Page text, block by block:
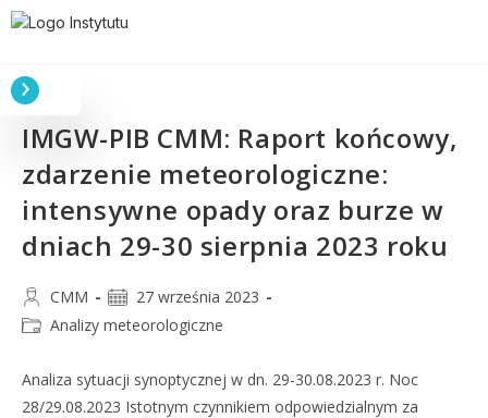
IMGW-PIB CMM: Raport końcowy,
zdarzenie meteorologiczne:
intensywne opady oraz burze w
dniach 29-30 sierpnia 2023 roku
CMM
27 września 2023
Analizy meteorologiczne
Analiza sytuacji synoptycznej w dn. 29-30.08.2023 r. Noc
28/29.08.2023 Istotnym czynnikiem odpowiedzialnym za